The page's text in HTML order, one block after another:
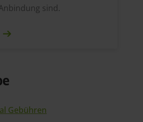
sind.
Gebühren